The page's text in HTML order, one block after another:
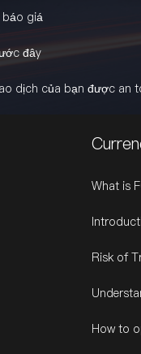
báo giá
đây
dịch của bạn được an
What is
Risk of
How to